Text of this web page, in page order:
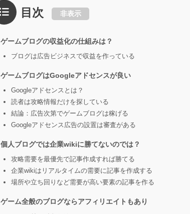
目次 非表示
ゲームブログの収益化の仕組みは？
ブログは広告ビジネスで収益を作っている
ゲームブログはGoogleアドセンスが良い
Googleアドセンスとは？
読者は攻略情報だけを探している
結論：広告次第でゲームブログは稼げる
Googleアドセンス広告の設置は審査がある
個人ブログでは企業wikiに勝てないのでは？
攻略需要を最優先で記事作成すれば勝てる
企業wikiはリアルタイムの需要に記事を作成する
場所や立ち回りなど需要が高い要素の記事を作る
ゲーム全般のブログならアフィリエイトもあり